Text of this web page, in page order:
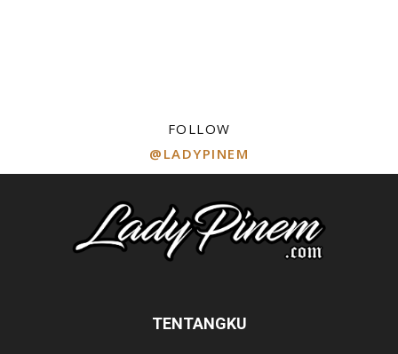
FOLLOW
@LADYPINEM
TENTANGKU